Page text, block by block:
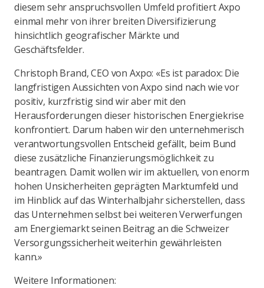
diesem sehr anspruchsvollen Umfeld profitiert Axpo
einmal mehr von ihrer breiten Diversifizierung
hinsichtlich geografischer Märkte und
Geschäftsfelder.
Christoph Brand, CEO von Axpo: «Es ist paradox: Die
langfristigen Aussichten von Axpo sind nach wie vor
positiv, kurzfristig sind wir aber mit den
Herausforderungen dieser historischen Energiekrise
konfrontiert. Darum haben wir den unternehmerisch
verantwortungsvollen Entscheid gefällt, beim Bund
diese zusätzliche Finanzierungsmöglichkeit zu
beantragen. Damit wollen wir im aktuellen, von enorm
hohen Unsicherheiten geprägten Marktumfeld und
im Hinblick auf das Winterhalbjahr sicherstellen, dass
das Unternehmen selbst bei weiteren Verwerfungen
am Energiemarkt seinen Beitrag an die Schweizer
Versorgungssicherheit weiterhin gewährleisten
kann.»
Weitere Informationen: